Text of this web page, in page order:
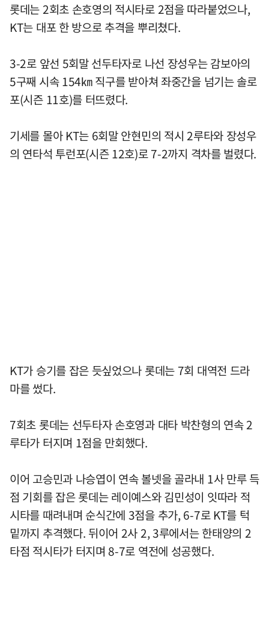
롯데는 2회초 손호영의 적시타로 2점을 따라붙었으나,
KT는 대포 한 방으로 추격을 뿌리쳤다.
3-2로 앞선 5회말 선두타자로 나선 장성우는 감보아의
5구째 시속 154㎞ 직구를 받아쳐 좌중간을 넘기는 솔로
포(시즌 11호)를 터뜨렸다.
기세를 몰아 KT는 6회말 안현민의 적시 2루타와 장성우
의 연타석 투런포(시즌 12호)로 7-2까지 격차를 벌렸다.
KT가 승기를 잡은 듯싶었으나 롯데는 7회 대역전 드라
마를 썼다.
7회초 롯데는 선두타자 손호영과 대타 박찬형의 연속 2
루타가 터지며 1점을 만회했다.
이어 고승민과 나승엽이 연속 볼넷을 골라내 1사 만루 득
점 기회를 잡은 롯데는 레이예스와 김민성이 잇따라 적
시타를 때려내며 순식간에 3점을 추가, 6-7로 KT를 턱
밑까지 추격했다. 뒤이어 2사 2, 3루에서는 한태양의 2
타점 적시타가 터지며 8-7로 역전에 성공했다.